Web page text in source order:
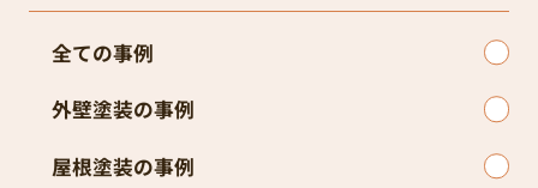
全ての事例
外壁塗装の事例
屋根塗装の事例